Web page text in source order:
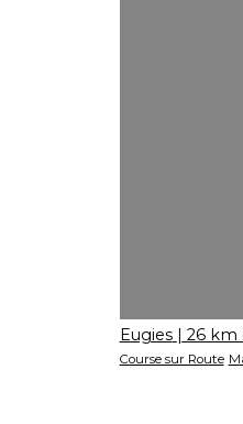
Eugies | 26 km
Course sur Route